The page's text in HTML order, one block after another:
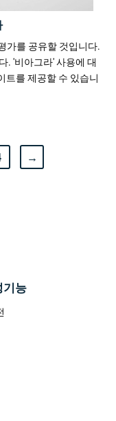
가를 공유할 것입니다.
. '비아그라' 사용에 대
트를 제공할 수 있습니
→
기능